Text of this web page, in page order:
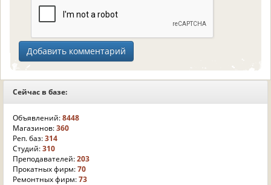
Сейчас в базе:
Объявлений:8448
Магазинов:360
Реп. баз:314
Студий:310
Преподавателей:203
Прокатных фирм:70
Ремонтных фирм:73